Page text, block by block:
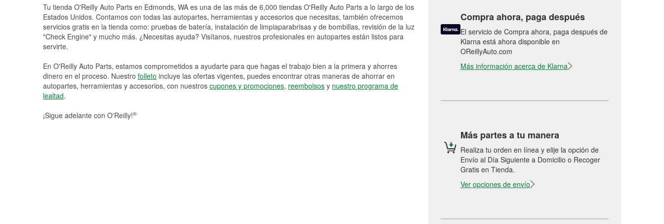
Tu tienda O'Reilly Auto Parts en Edmonds, WA es una de las más de 6,000 tiendas O'Reilly Auto Parts a lo largo de los
Estados Unidos. Contamos con todas las autopartes, herramientas y accesorios que necesitas, también ofrecemos
servicios gratis en la tienda como: pruebas de batería, instalación de limpiaparabrisas y de bombillas, revisión de la luz
"Check Engine" y mucho más. ¿Necesitas ayuda? Visítanos, nuestros profesionales en autopartes están listos para
servirte.
En O'Reilly Auto Parts, estamos comprometidos a ayudarte para que hagas el trabajo bien a la primera y ahorres
dinero en el proceso. Nuestro folleto incluye las ofertas vigentes, puedes encontrar otras maneras de ahorrar en
autopartes, herramientas y accesorios, con nuestros cupones y promociones, reembolsos y nuestro programa de
lealtad.
¡Sigue adelante con O'Reilly!®
Compra ahora, paga después
El servicio de Compra ahora, paga después de
Klarna está ahora disponible en
OReillyAuto.com
Más información acerca de Klarna
Más partes a tu manera
Realiza tu orden en línea y elije la opción de
Envío al Día Siguiente a Domicilio o Recoger
Gratis en Tienda.
Ver opciones de envío